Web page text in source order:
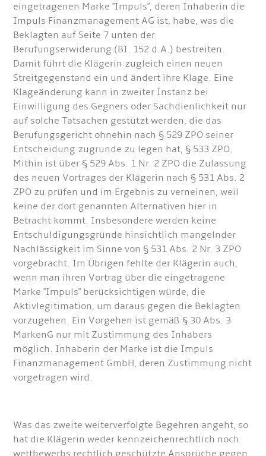
eingetragenen Marke "Impuls", deren Inhaberin die
Impuls Finanzmanagement AG ist, habe, was die
Beklagten auf Seite 7 unten der
Berufungserwiderung (BI. 152 d.A.) bestreiten.
Damit führt die Klägerin zugleich einen neuen
Streitgegenstand ein und ändert ihre Klage. Eine
Klageänderung kann in zweiter Instanz bei
Einwilligung des Gegners oder Sachdienlichkeit nur
auf solche Tatsachen gestützt werden, die das
Berufungsgericht ohnehin nach § 529 ZPO seiner
Entscheidung zugrunde zu legen hat, § 533 ZPO.
Mithin ist über § 529 Abs. 1 Nr. 2 ZPO die Zulassung
des neuen Vortrages der Klägerin nach § 531 Abs. 2
ZPO zu prüfen und im Ergebnis zu verneinen, weil
keine der dort genannten Alternativen hier in
Betracht kommt. Insbesondere werden keine
Entschuldigungsgründe hinsichtlich mangelnder
Nachlässigkeit im Sinne von § 531 Abs. 2 Nr. 3 ZPO
vorgebracht. Im Übrigen fehlte der Klägerin auch,
wenn man ihren Vortrag über die eingetragene
Marke "Impuls" berücksichtigen würde, die
Aktivlegitimation, um daraus gegen die Beklagten
vorzugehen. Ein Vorgehen ist gemäß § 30 Abs. 3
MarkenG nur mit Zustimmung des Inhabers
möglich. Inhaberin der Marke ist die Impuls
Finanzmanagement GmbH, deren Zustimmung nicht
vorgetragen wird.
Was das zweite weiterverfolgte Begehren angeht, so
hat die Klägerin weder kennzeichenrechtlich noch